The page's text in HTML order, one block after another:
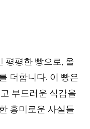
평평한 빵으로, 올
더합니다. 이 빵은
부드러운 식감을
흥미로운 사실들